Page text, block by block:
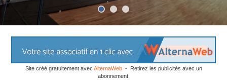
Site créé gratuitement avec AlternaWeb- Retirez les publicités avec un
abonnement.